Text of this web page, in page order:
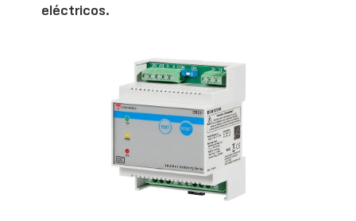
eléctricos.